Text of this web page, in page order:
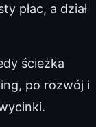
płac, a dział
ścieżka
po rozwój i